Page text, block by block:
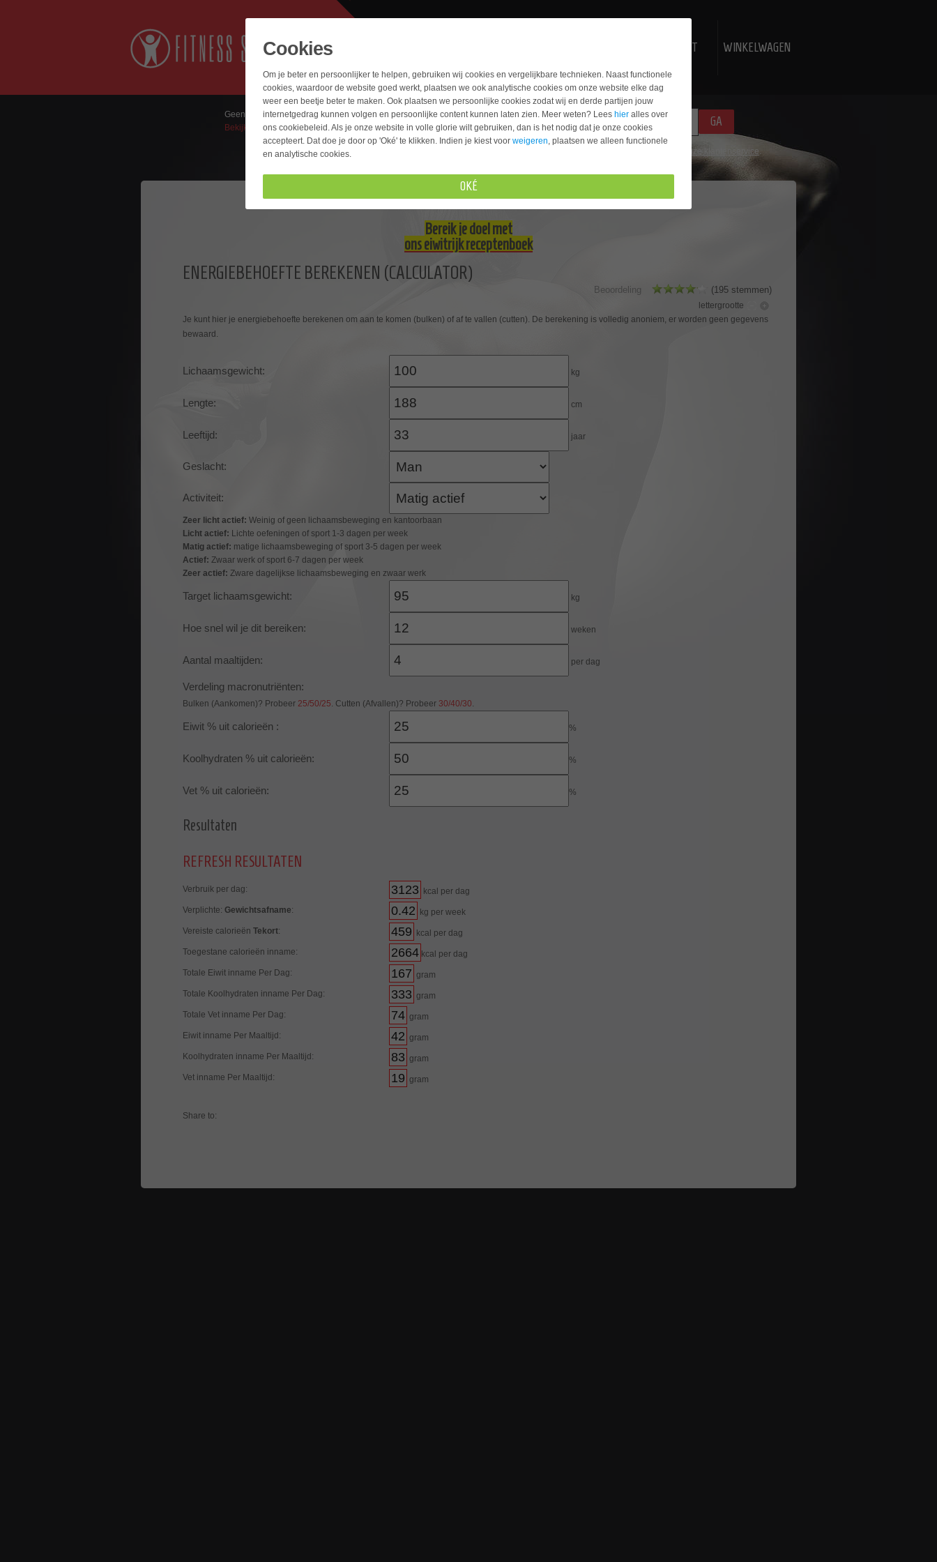
CONTACT WINKELWAGEN
Geen artikelen in wagentje
Bekijk de winkelwagen
GA
onze klantenservice.
Bereik je doel met
ons eiwitrijk receptenboek
ENERGIEBEHOEFTE BEREKENEN (CALCULATOR)
Beoordeling (195 stemmen)
lettergrootte
Je kunt hier je energiebehoefte berekenen om aan te komen (bulken) of af te vallen (cutten). De berekening is volledig anoniem, er worden geen gegevens
bewaard.
Lichaamsgewicht: kg
Lengte: cm
Leeftijd: jaar
Geslacht:
Activiteit:
Zeer licht actief: Weinig of geen lichaamsbeweging en kantoorbaan
Licht actief: Lichte oefeningen of sport 1-3 dagen per week
Matig actief: matige lichaamsbeweging of sport 3-5 dagen per week
Actief: Zwaar werk of sport 6-7 dagen per week
Zeer actief: Zware dagelijkse lichaamsbeweging en zwaar werk
Target lichaamsgewicht: kg
Hoe snel wil je dit bereiken: weken
Aantal maaltijden: per dag
Verdeling macronutriënten:
Bulken (Aankomen)? Probeer 25/50/25. Cutten (Afvallen)? Probeer 30/40/30.
Eiwit % uit calorieën : %
Koolhydraten % uit calorieën: %
Vet % uit calorieën: %
Resultaten
REFRESH RESULTATEN
Verbruik per dag: 3123
kcal per dag
Verplichte: Gewichtsafname: 0.42
kg per week
Vereiste calorieën Tekort: 459
kcal per dag
Toegestane calorieën inname:
2664 kcal per dag
Totale Eiwit inname Per Dag:
167 gram
Totale Koolhydraten inname Per Dag:
333 gram
Totale Vet inname Per Dag:
74 gram
Eiwit inname Per Maaltijd:
42 gram
Koolhydraten inname Per Maaltijd:
83 gram
Vet inname Per Maaltijd:
19 gram
Share to:
Cookies
Om je beter en persoonlijker te helpen, gebruiken wij cookies en vergelijkbare technieken. Naast functionele
cookies, waardoor de website goed werkt, plaatsen we ook analytische cookies om onze website elke dag
weer een beetje beter te maken. Ook plaatsen we persoonlijke cookies zodat wij en derde partijen jouw
internetgedrag kunnen volgen en persoonlijke content kunnen laten zien. Meer weten? Lees hier alles over
ons cookiebeleid. Als je onze website in volle glorie wilt gebruiken, dan is het nodig dat je onze cookies
accepteert. Dat doe je door op 'Oké' te klikken. Indien je kiest voor weigeren , plaatsen we alleen functionele
en analytische cookies.
OKÉ